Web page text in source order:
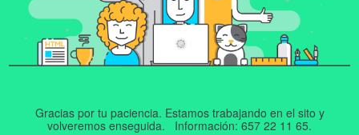
Gracias por tu paciencia. Estamos trabajando en el sito y
volveremos enseguida. Información: 657 22 11 65.